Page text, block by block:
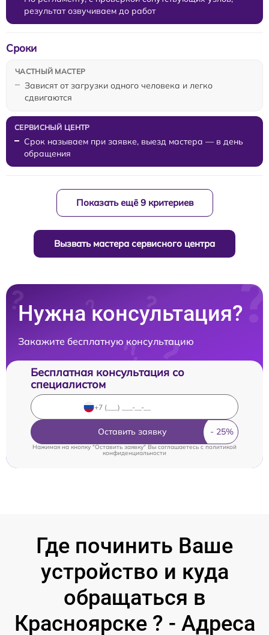
результат озвучиваем до работ
Зависят от загрузки одного человека и легко
сдвигаются
Сроки
Срок называем при заявке, выезд мастера — в день
обращения
Показать ещё 9 критериев
Вызвать мастера сервисного центра
Нужна консультация?
Закажите бесплатную консультацию
Бесплатная консультация со
специалистом
Оставить заявку
Нажимая на кнопку "Оставить заявку" Вы соглашаетесь c политикой
конфиденциальности
Где починить Ваше
устройство и куда
обращаться в
Красноярске ? - Адреса